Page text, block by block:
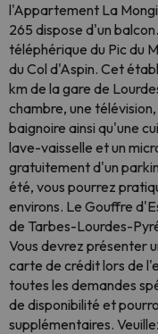
l'Appartement La
265 dispose d'un
téléphérique du Pic du
du Col d'Aspin. Cet
km de la gare de
chambre, une
baignoire ainsi qu'une
lave-vaisselle et un
gratuitement d'un
été, vous pourrez
environs. Le Gouffre
de Tarbes-Lourdes-
Vous devrez présenter
carte de crédit lors de
toutes les demandes
de disponibilité et
supplémentaires.